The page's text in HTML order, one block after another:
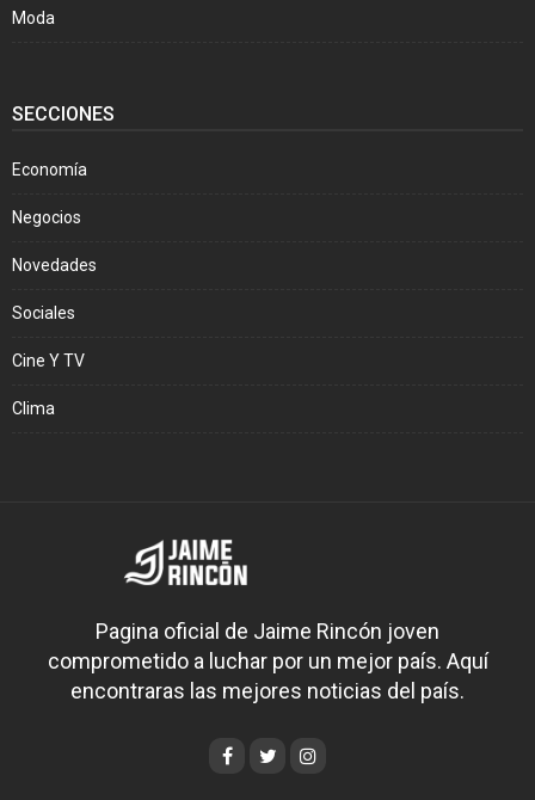
Moda
SECCIONES
Economía
Negocios
Novedades
Sociales
Cine Y TV
Clima
Pagina oficial de Jaime Rincón joven
comprometido a luchar por un mejor país. Aquí
encontraras las mejores noticias del país.